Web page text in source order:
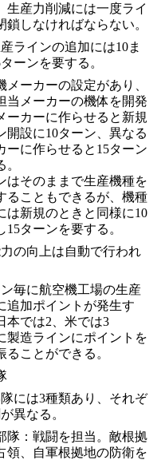
生産力削減には一度ライ
鎖しなければならない。
ラインの追加には10ま
ーンを要する。
メーカーの設定があり、
当メーカーの機体を開発
ーカーに作らせると新規
開設に10ターン、異なる
ーに作らせると15ターン
はそのままで生産機種を
ることもできるが、機種
は新規のときと同様に10
15ターンを要する。
の向上は自動で行われ
毎に航空機工場の生産
追加ポイントが発生す
本では2、米では3
製造ラインにポイントを
ることができる。
には3種類あり、それぞ
異なる。
隊：戦闘を担当。敵根拠
領、自軍根拠地の防衛を